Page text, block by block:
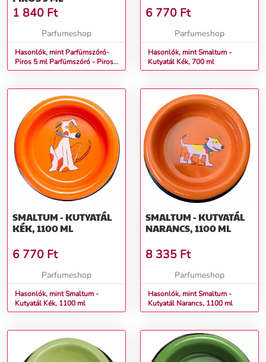
1 840 Ft
Parfumeshop
Hasonlók, mint Parfümszóró-
Piros 5 ml Parfümszóró - Piros
5 ml
6 770 Ft
Parfumeshop
Hasonlók, mint Smaltum -
Kutyatál Kék, 700 ml
SMALTUM - KUTYATÁL
KÉK, 1100 ML
6 770 Ft
Parfumeshop
Hasonlók, mint Smaltum -
Kutyatál Kék, 1100 ml
SMALTUM - KUTYATÁL
NARANCS, 1100 ML
8 335 Ft
Parfumeshop
Hasonlók, mint Smaltum -
Kutyatál Narancs, 1100 ml